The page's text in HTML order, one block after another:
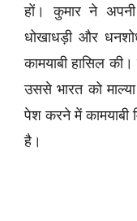
हों। कुमार ने
धोखाधड़ी और
कामयाबी हासिल
उससे भारत को
पेश करने में कामयाबी
है।